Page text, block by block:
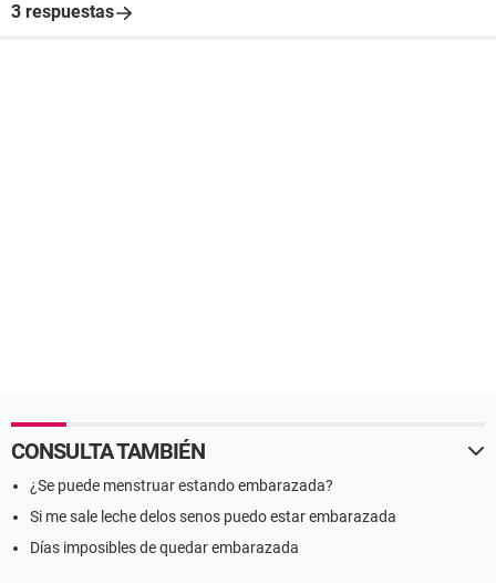
3 respuestas
CONSULTA TAMBIÉN
¿Se puede menstruar estando embarazada?
Si me sale leche delos senos puedo estar embarazada
Días imposibles de quedar embarazada